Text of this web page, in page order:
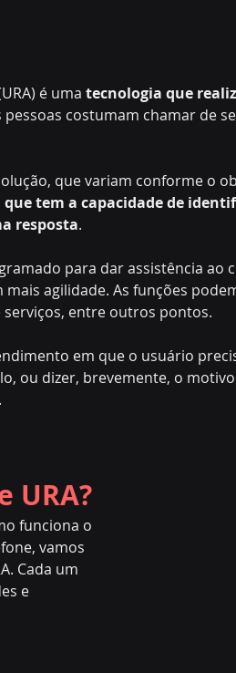
é uma tecnologia que
pessoas costumam chamar de
que variam conforme o
tem a capacidade de
resposta.
para dar assistência ao
agilidade. As funções
entre outros pontos.
em que o usuário
ou dizer, brevemente, o
URA?
funciona o
vamos
Cada um
e